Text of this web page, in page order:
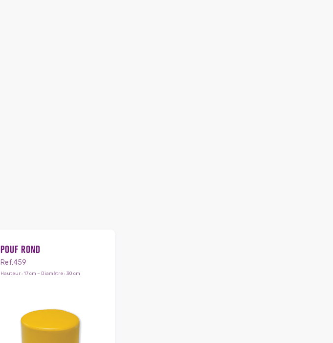
POUF ROND
Ref.459
Hauteur : 17 cm – Diamètre : 30 cm